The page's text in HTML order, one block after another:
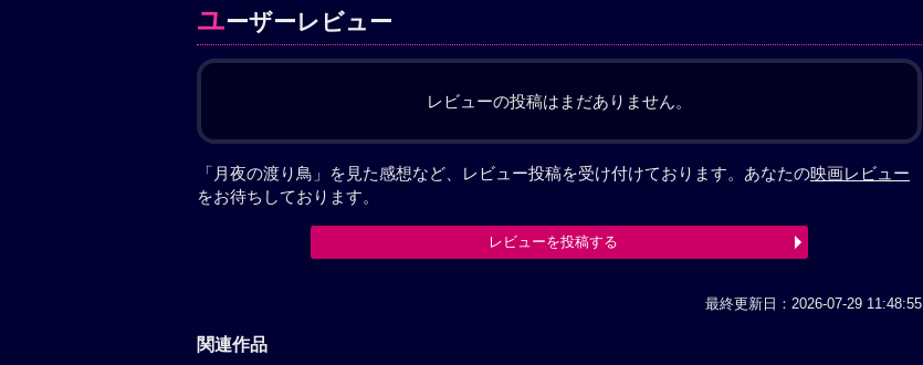
ユーザーレビュー
レビューの投稿はまだありません。
「月夜の渡り鳥」を見た感想など、レビュー投稿を受け付けております。あなたの映画レビュー
をお待ちしております。
レビューを投稿する
最終更新日：2026-07-29 11:48:55
関連作品